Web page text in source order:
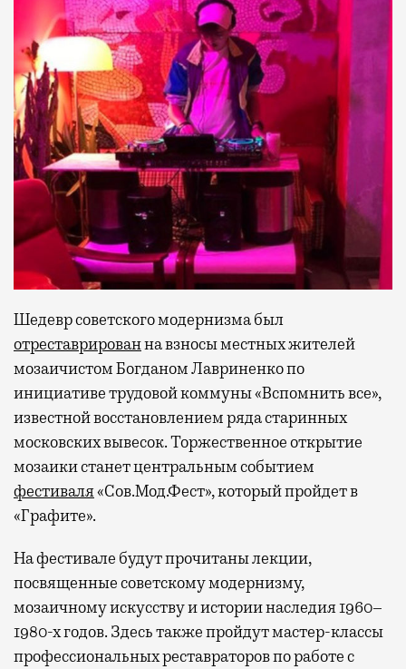
Шедевр советского модернизма был
отреставрированна взносы местных жителей
мозаичистом Богданом Лавриненко по
инициативе трудовой коммуны «Вспомнить все»,
известной восстановлением ряда старинных
московских вывесок. Торжественное открытие
мозаики станет центральным событием
фестиваля«Сов.Мод.Фест», который пройдет в
«Графите».
На фестивале будут прочитаны лекции,
посвященные советскому модернизму,
мозаичному искусству и истории наследия 1960–
1980-х годов. Здесь также пройдут мастер-классы
профессиональных реставраторов по работе с